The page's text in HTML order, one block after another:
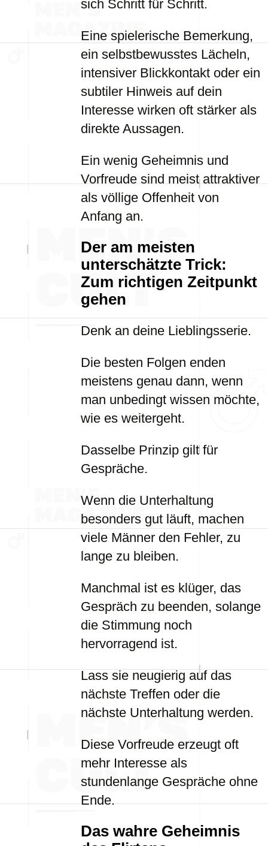
sich Schritt für Schritt.
Eine spielerische Bemerkung,
ein selbstbewusstes Lächeln,
intensiver Blickkontakt oder ein
subtiler Hinweis auf dein
Interesse wirken oft stärker als
direkte Aussagen.
Ein wenig Geheimnis und
Vorfreude sind meist attraktiver
als völlige Offenheit von
Anfang an.
Der am meisten
unterschätzte Trick:
Zum richtigen Zeitpunkt
gehen
Denk an deine Lieblingsserie.
Die besten Folgen enden
meistens genau dann, wenn
man unbedingt wissen möchte,
wie es weitergeht.
Dasselbe Prinzip gilt für
Gespräche.
Wenn die Unterhaltung
besonders gut läuft, machen
viele Männer den Fehler, zu
lange zu bleiben.
Manchmal ist es klüger, das
Gespräch zu beenden, solange
die Stimmung noch
hervorragend ist.
Lass sie neugierig auf das
nächste Treffen oder die
nächste Unterhaltung werden.
Diese Vorfreude erzeugt oft
mehr Interesse als
stundenlange Gespräche ohne
Ende.
Das wahre Geheimnis